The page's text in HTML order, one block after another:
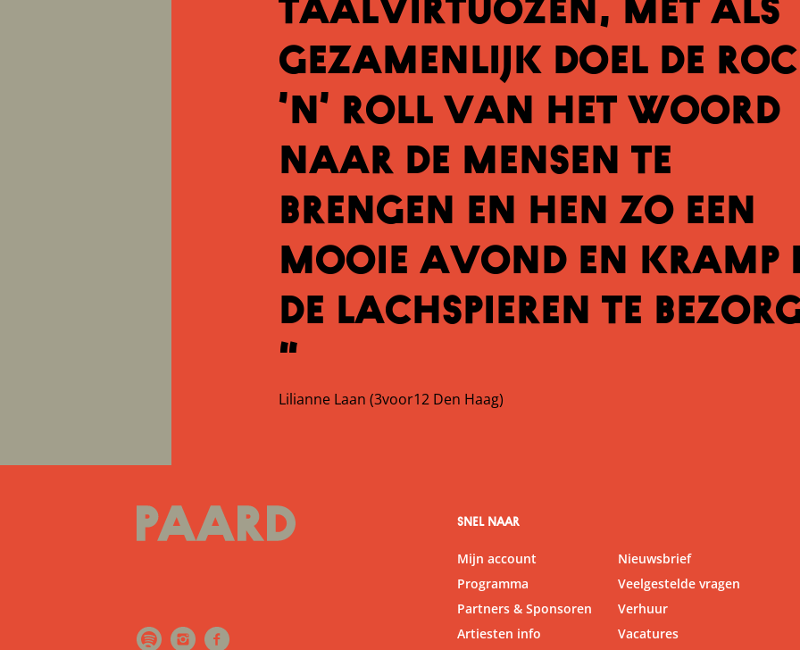
taalvirtuozen, met als
gezamenlijk doel de
’n’ roll van het woord
naar de mensen te
brengen en hen zo een
mooie avond en kramp
de lachspieren te
“
Lilianne Laan (3voor12 Den Haag)
SNEL NAAR
Mijn account
Nieuwsbrief
Programma
Veelgestelde vragen
Partners & Sponsoren
Verhuur
Artiesten info
Vacatures